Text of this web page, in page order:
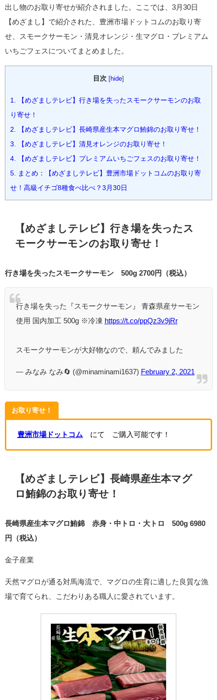
出し物のお取り寄せが紹介されました。ここでは、3月30日
【めざまし】で紹介された、豊洲市場ドットコムのお取り寄
せ、スモークサーモン・清見オレンジ・生マグロ・プレミアム
いちごフェスについてまとめました。
目次 [hide]
1. 【めざましテレビ】行き場を失ったスモークサーモンのお取
り寄せ！
2. 【めざましテレビ】長崎県産生本マグロ鮪錦のお取り寄せ！
3. 【めざましテレビ】清見オレンジのお取り寄せ！
4. 【めざましテレビ】プレミアムいちごフェスのお取り寄せ！
5. まとめ：【めざましテレビ】豊洲市場ドットコムのお取り寄
せ！高級イチゴ8種食べ比べ？3月30日
【めざましテレビ】行き場を失ったス
モークサーモンのお取り寄せ！
行き場を失ったスモークサーモン 500g 2700円（税込）
行き場を失った『スモークサーモン』 青森県産サーモン
使用 国内加工 500g ※冷凍 https://t.co/ppQz3v9jRr
スモークサーモンが大好物なので、頼んでみました
— みなみ なみ🔄 (@minaminami1637) February 2, 2021
お取り寄せ！
豊洲市場ドットコム にて ご購入可能です！
【めざましテレビ】長崎県産生本マグ
ロ鮪錦のお取り寄せ！
長崎県産生本マグロ鮪錦 赤身・中トロ・大トロ 500g 6980
円（税込）
金子産業
天然マグロが通る対馬海流で、マグロの生育に適した良質な漁
場で育てられ、こだわりある職人に愛されています。